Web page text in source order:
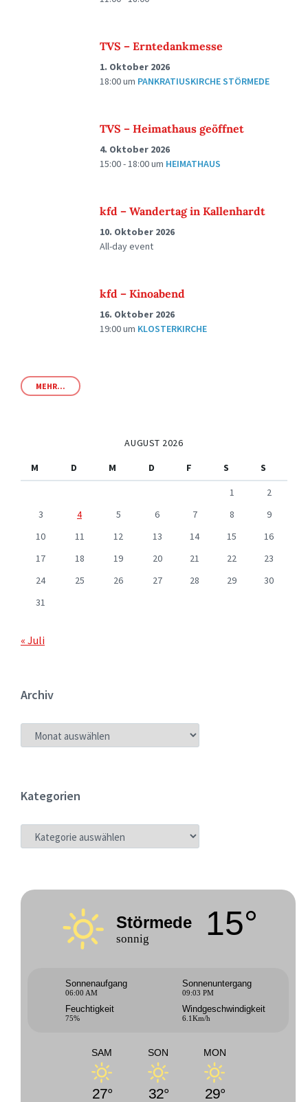
TVS – Erntedankmesse
1. Oktober 2026
18:00um PANKRATIUSKIRCHE STÖRMEDE
TVS – Heimathaus geöffnet
4. Oktober 2026
15:00 - 18:00um HEIMATHAUS
kfd – Wandertag in Kallenhardt
10. Oktober 2026
All-day event
kfd – Kinoabend
16. Oktober 2026
19:00um KLOSTERKIRCHE
MEHR...
AUGUST 2026
M
D M D F S
S
1
2
3
4 5 6 7 8
9
10
11 12 13 14 15
16
17
18 19 20 21 22
23
24
25 26 27 28 29
30
31
« Juli
Archiv
ARCHIV
Kategorien
KATEGORIEN
Störmede
sonnig 15°
Sonnenaufgang
06:00 AM
Sonnenuntergang
09:03 PM
Feuchtigkeit
75%
Windgeschwindigkeit
6.1Km/h
SAM
27°
SON
32°
MON
29°